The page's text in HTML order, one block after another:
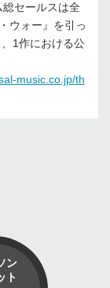
セールスは全
ウォー』を引っ
1作における公
music.co.jp/th
ン
ト